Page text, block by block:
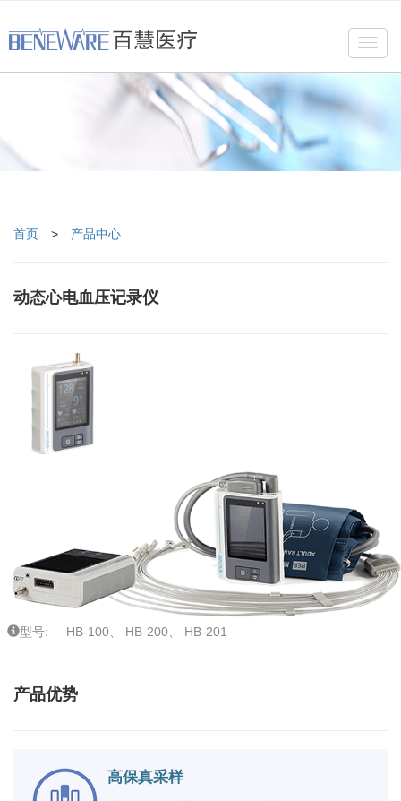
首页 > 产品中心
动态心电血压记录仪
型号: HB-100、 HB-200、 HB-201
产品优势
高保真采样